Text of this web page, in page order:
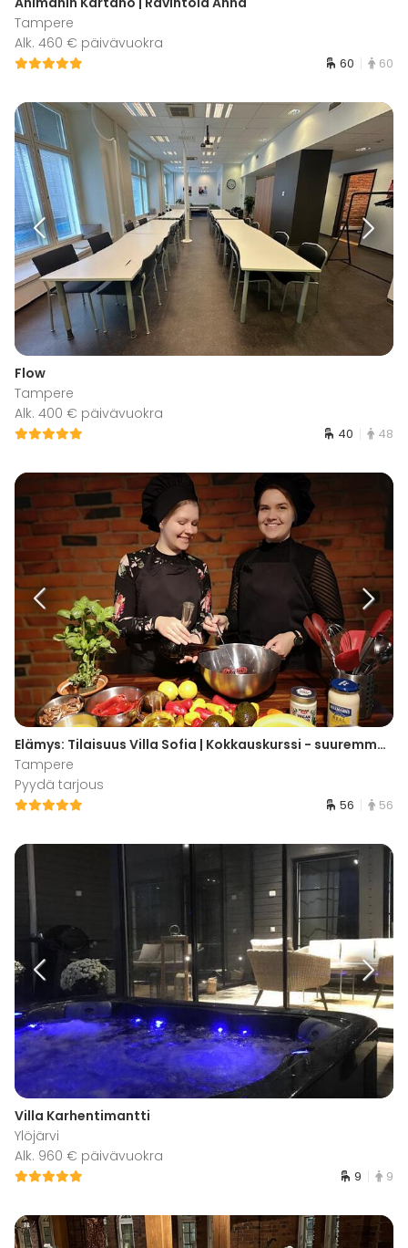
Tampere
Alk. 460 € päivävuokra
60 60
Flow
Tampere
Alk. 400 € päivävuokra
40 48
Elämys: Tilaisuus Villa Sofia | Kokkauskurssi - suuremmat tilaisuudet
Tampere
Pyydä tarjous
56 56
Villa Karhentimantti
Ylöjärvi
Alk. 960 € päivävuokra
9 9